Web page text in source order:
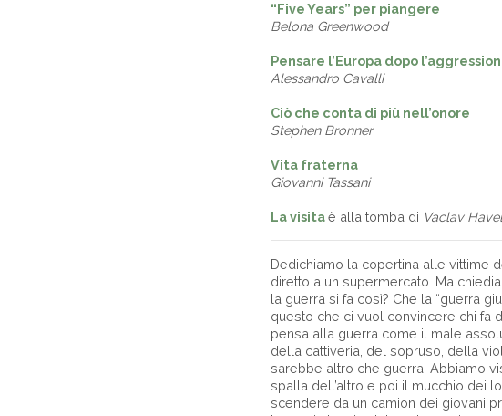
“Five Years” per piangere
Belona Greenwood
Pensare l’Europa dopo
Alessandro Cavalli
Ciò che conta di più nell’onore
Stephen Bronner
Vita fraterna
Giovanni Tassani
La visitaè alla tomba di Vaclav Havel
Dedichiamo la copertina alle vittime
diretto a un supermercato. Ma
la guerra si fa così? Che la “guerra
questo che ci vuol convincere chi fa
pensa alla guerra come il male
della cattiveria, del sopruso, della
sarebbe altro che guerra. Abbiamo
spalla dell’altro e poi il mucchio dei
scendere da un camion dei giovani